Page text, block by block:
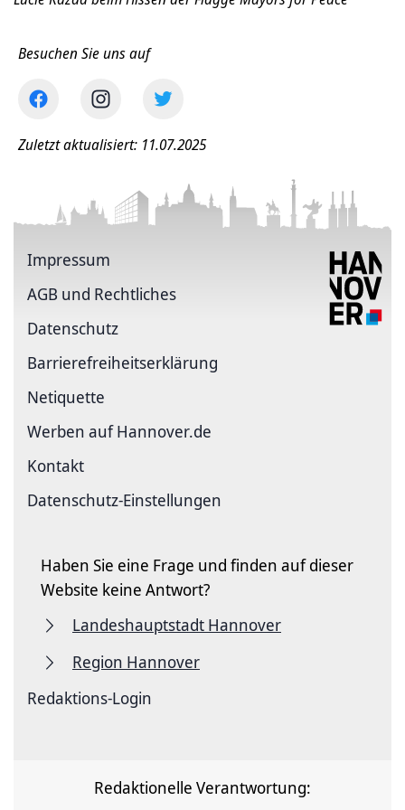
Besuchen Sie uns auf
Zuletzt aktualisiert: 11.07.2025
Impressum
AGB und Rechtliches
Datenschutz
Barriere­freiheits­erklärung
Netiquette
Werben auf Hannover.de
Kontakt
Datenschutz-Einstellungen
Haben Sie eine Frage und finden auf dieser
Website keine Antwort?
Landeshauptstadt Hannover
Region Hannover
Redaktions-Login
Redaktionelle Verantwortung: